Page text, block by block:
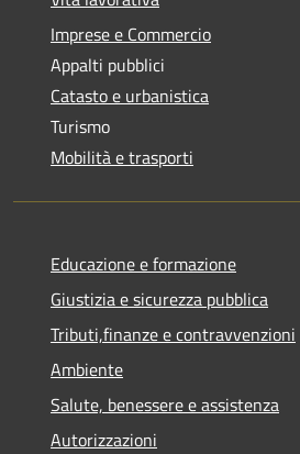
Imprese e Commercio
Appalti pubblici
Catasto e urbanistica
Turismo
Mobilità e trasporti
Educazione e formazione
Giustizia e sicurezza pubblica
Tributi,finanze e contravvenzioni
Ambiente
Salute, benessere e assistenza
Autorizzazioni